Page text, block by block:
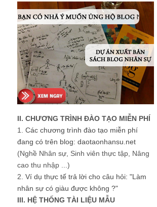
II. CHƯƠNG TRÌNH ĐÀO TẠO MIỄN PHÍ
1. Các chương trình đào tạo miễn phí
đang có trên blog: daotaonhansu.net
(Nghề Nhân sự, Sinh viên thực tập, Nâng
cao thu nhập ...)
2. Ví dụ thực tế trả lời cho câu hỏi: "Làm
nhân sự có giàu được không ?"
III. HỆ THỐNG TÀI LIỆU MẪU